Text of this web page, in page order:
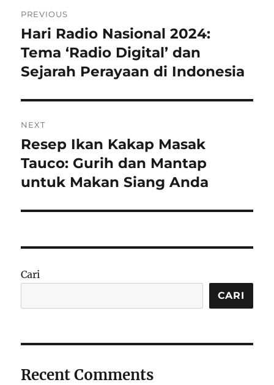
pos
PREVIOUS
Previous
post:
Hari Radio Nasional 2024:
Tema ‘Radio Digital’ dan
Sejarah Perayaan di Indonesia
NEXT
Next
post:
Resep Ikan Kakap Masak
Tauco: Gurih dan Mantap
untuk Makan Siang Anda
Cari
CARI
Recent Comments